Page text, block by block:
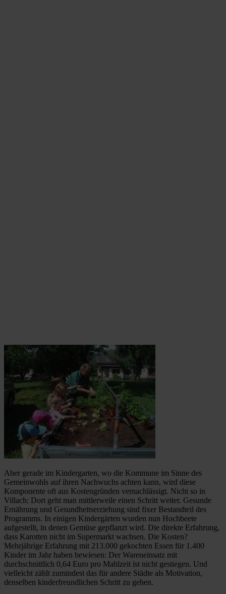
Aber gerade im Kindergarten, wo die Kommune im Sinne des
Gemeinwohls auf ihren Nachwuchs achten kann, wird diese
Komponente oft aus Kostengründen vernachlässigt. Nicht so in
Villach: Dort geht man mittlerweile einen Schritt weiter. Gesunde
Ernährung und Gesundheitserziehung sind fixer Bestandteil des
Programms. In einigen Kindergärten wurden nun Hochbeete
aufgestellt, in denen Gemüse gepflanzt wird. Die direkte Erfahrung,
dass Karotten nicht im Supermarkt wachsen. Die Kosten?
Mehrjährige Erfahrung mit 213.000 gekochten Essen für 1.400
Kinder im Jahr haben bewiesen: Der Wareneinsatz mit
durchschnittlich 0,64 Euro pro Mahlzeit ist nicht gestiegen. Und
vielleicht zählt zumindest das für andere Städte als Motivation,
denselben kinderfreundlichen Schritt zu gehen.